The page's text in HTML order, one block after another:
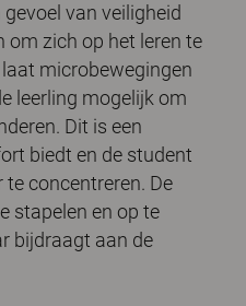
van veiligheid
om zich op het leren te
microbewegingen
leerling mogelijk om
Dit is een
biedt en de student
concentreren. De
stapelen en op te
bijdraagt aan de